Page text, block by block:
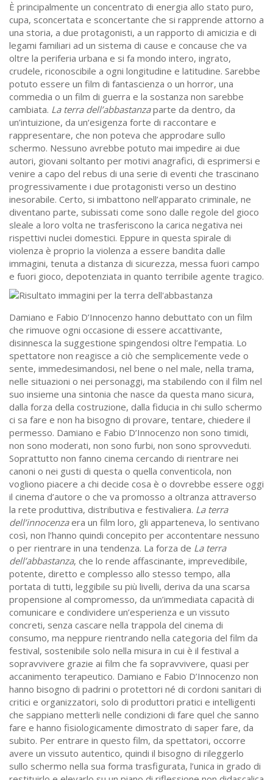
È principalmente un concentrato di energia allo stato puro,
cupa, sconcertata e sconcertante che si rapprende attorno a
una storia, a due protagonisti, a un rapporto di amicizia e di
legami familiari ad un sistema di cause e concause che va
oltre la periferia urbana e si fa mondo intero, ingrato,
crudele, riconoscibile a ogni longitudine e latitudine. Sarebbe
potuto essere un film di fantascienza o un horror, una
commedia o un film di guerra e la sostanza non sarebbe
cambiata. La terra dell’abbastanzaparte da dentro, da
un’intuizione, da un‘esigenza forte di raccontare e
rappresentare, che non poteva che approdare sullo
schermo. Nessuno avrebbe potuto mai impedire ai due
autori, giovani soltanto per motivi anagrafici, di esprimersi e
venire a capo del rebus di una serie di eventi che trascinano
progressivamente i due protagonisti verso un destino
inesorabile. Certo, si imbattono nell’apparato criminale, ne
diventano parte, subissati come sono dalle regole del gioco
sleale a loro volta ne trasferiscono la carica negativa nei
rispettivi nuclei domestici. Eppure in questa spirale di
violenza è proprio la violenza a essere bandita dalle
immagini, tenuta a distanza di sicurezza, messa fuori campo
e fuori gioco, depotenziata in quanto terribile agente tragico.
Damiano e Fabio D’Innocenzo hanno debuttato con un film
che rimuove ogni occasione di essere accattivante,
disinnesca la suggestione spingendosi oltre l’empatia. Lo
spettatore non reagisce a ciò che semplicemente vede o
sente, immedesimandosi, nel bene o nel male, nella trama,
nelle situazioni o nei personaggi, ma stabilendo con il film nel
suo insieme una sintonia che nasce da questa mano sicura,
dalla forza della costruzione, dalla fiducia in chi sullo schermo
ci sa fare e non ha bisogno di provare, tentare, chiedere il
permesso. Damiano e Fabio D’Innocenzo non sono timidi,
non sono moderati, non sono furbi, non sono sprovveduti.
Soprattutto non fanno cinema cercando di rientrare nei
canoni o nei gusti di questa o quella conventicola, non
vogliono piacere a chi decide cosa è o dovrebbe essere oggi
il cinema d’autore o che va promosso a oltranza attraverso
la rete produttiva, distributiva e festivaliera. La terra
dell’innocenzaera un film loro, gli apparteneva, lo sentivano
così, non l’hanno quindi concepito per accontentare nessuno
o per rientrare in una tendenza. La forza de La terra
dell’abbastanza, che lo rende affascinante, imprevedibile,
potente, diretto e complesso allo stesso tempo, alla
portata di tutti, leggibile su più livelli, deriva da una scarsa
propensione al compromesso, da un’immediata capacità di
comunicare e condividere un’esperienza e un vissuto
concreti, senza cascare nella trappola del cinema di
consumo, ma neppure rientrando nella categoria del film da
festival, sostenibile solo nella misura in cui è il festival a
sopravvivere grazie ai film che fa sopravvivere, quasi per
accanimento terapeutico. Damiano e Fabio D’Innocenzo non
hanno bisogno di padrini o protettori né di cordoni sanitari di
critici e organizzatori, solo di produttori pratici e intelligenti
che sappiano metterli nelle condizioni di fare quel che sanno
fare e hanno fisiologicamente dimostrato di saper fare, da
subito. Per entrare in questo film, da spettatori, occorre
avere un vissuto autentico, quindi il bisogno di rileggerlo
sullo schermo nella sua forma trasfigurata, l’unica in grado di